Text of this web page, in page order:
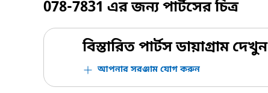
078-7831 এর জন্য পার্টসের চিত্র
বিস্তারিত পার্টস ডায়াগ্রাম দেখুন
আপনার সরঞ্জাম যোগ করুন